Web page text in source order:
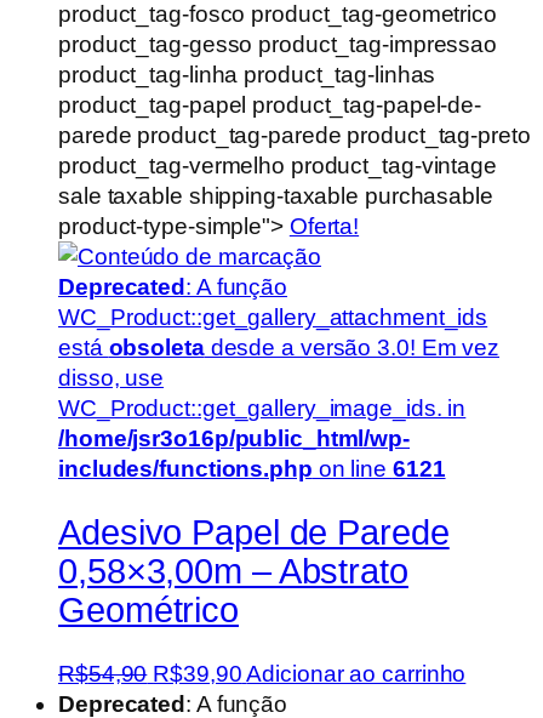
product_tag-fosco product_tag-geometrico
product_tag-gesso product_tag-impressao
product_tag-linha product_tag-linhas
product_tag-papel product_tag-papel-de-
parede product_tag-parede product_tag-preto
product_tag-vermelho product_tag-vintage
sale taxable shipping-taxable purchasable
product-type-simple"> Oferta!
Deprecated : A função
WC_Product::get_gallery_attachment_ids
está obsoletadesde a versão 3.0! Em vez
disso, use
WC_Product::get_gallery_image_ids. in
/home/jsr3o16p/public_html/wp-
includes/functions.php on line 6121
Adesivo Papel de Parede
0,58×3,00m – Abstrato
Geométrico
R$54,90 O
preço
R$39,90O
preço
Adicionar ao carrinho
Deprecated: A função